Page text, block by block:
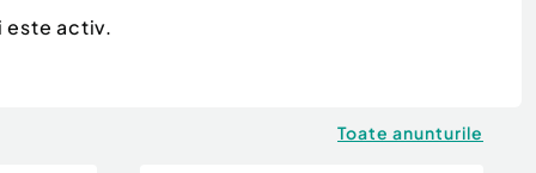
este activ.
Toate anunturile